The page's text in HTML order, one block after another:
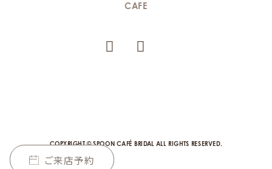
ご来店予約
CAFE
COPYRIGHT © SPOON CAFÉ BRIDAL ALL RIGHTS RESERVED.